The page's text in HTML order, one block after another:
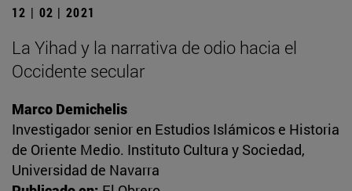
12 | 02 | 2021
La Yihad y la narrativa de odio hacia el
Occidente secular
Marco Demichelis
Investigador senior en Estudios Islámicos e Historia
de Oriente Medio. Instituto Cultura y Sociedad,
Universidad de Navarra